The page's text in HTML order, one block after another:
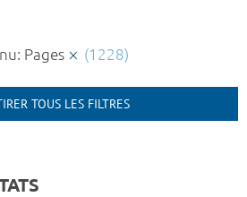
Pages (1228)
TOUS LES FILTRES